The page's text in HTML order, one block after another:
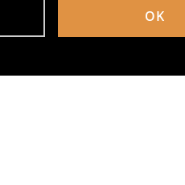
OK